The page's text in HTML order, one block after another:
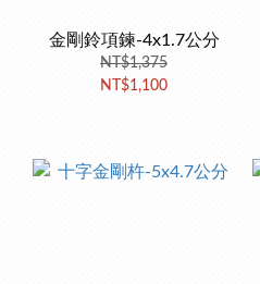
金剛鈴項鍊-4x1.7公分
NT$1,375
NT$1,100